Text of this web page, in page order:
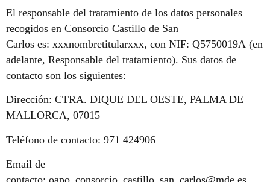
El responsable del tratamiento de los datos personales
recogidos en Consorcio Castillo de San
Carlos es: xxxnombretitularxxx, con NIF: Q5750019A (en
adelante, Responsable del tratamiento). Sus datos de
contacto son los siguientes:
Dirección: CTRA. DIQUE DEL OESTE, PALMA DE
MALLORCA, 07015
Teléfono de contacto: 971 424906
Email de
contacto: oapo_consorcio_castillo_san_carlos@mde.es